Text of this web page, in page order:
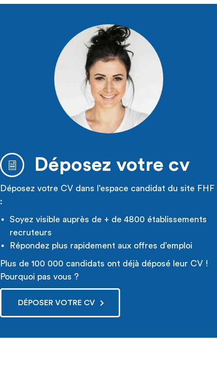
Déposez votre cv
Déposez votre CV dans l’espace candidat du site FHF
:
Soyez visible auprès de + de 4800 établissements
recruteurs
Répondez plus rapidement aux offres d’emploi
Plus de 100 000 candidats ont déjà déposé leur CV !
Pourquoi pas vous ?
DÉPOSER VOTRE CV